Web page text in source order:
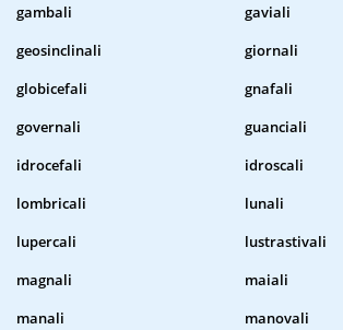
gambali
gaviali
geosinclinali
giornali
globicefali
gnafali
governali
guanciali
idrocefali
idroscali
lombricali
lunali
lupercali
lustrastivali
magnali
maiali
manali
manovali